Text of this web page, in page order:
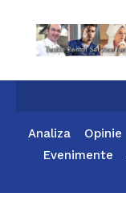
ContentAnaliza Opinie
Evenimente